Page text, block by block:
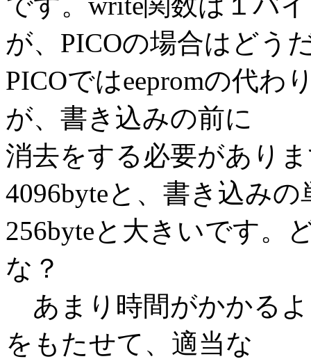
が、PICOの場合はどう
PICOではeepromの代わ
が、書き込みの前に
消去をする必要があり
4096byteと、書き込みの
256byteと大きいです。
な？
あまり時間がかかる
をもたせて、適当な